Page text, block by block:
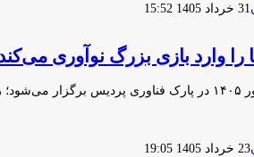
31 خرداد 1405 15:52
23 خرداد 1405 19:05